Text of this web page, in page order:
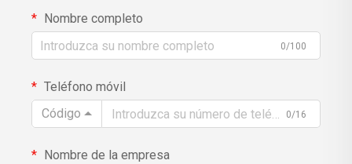
Nombre completo
0/100
Teléfono móvil
Código
0/16
Nombre de la empresa